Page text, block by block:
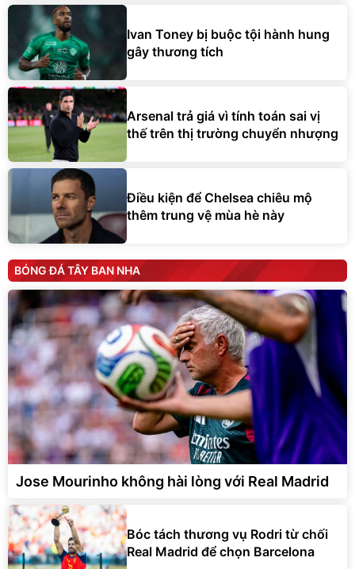
Ivan Toney bị buộc tội hành hung
gây thương tích
Arsenal trả giá vì tính toán sai vị
thế trên thị trường chuyển nhượng
Điều kiện để Chelsea chiêu mộ
thêm trung vệ mùa hè này
BÓNG ĐÁ TÂY BAN NHA
Jose Mourinho không hài lòng với Real Madrid
Bóc tách thương vụ Rodri từ chối
Real Madrid để chọn Barcelona